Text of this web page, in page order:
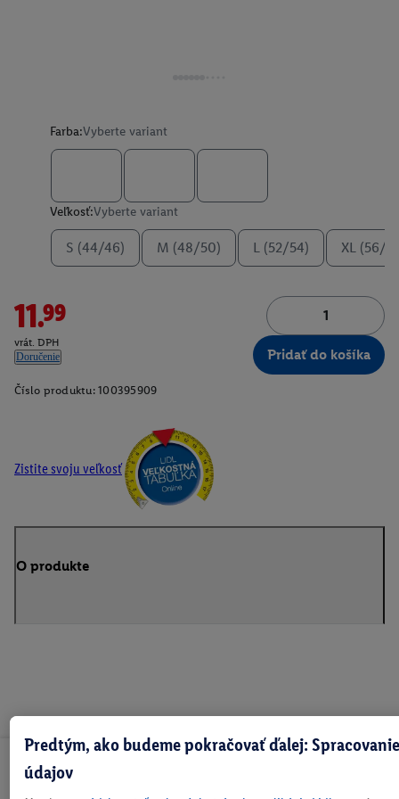
Farba:Vyberte variant
Veľkosť:Vyberte variant
S (44/46) M (48/50) L (52/54) XL (56/
11.99
vrát. DPH
Doručenie
Pridať do košíka
Číslo produktu: 100395909
Zistite svoju veľkosť
O produkte
Predtým, ako budeme pokračovať ďalej:
údajov